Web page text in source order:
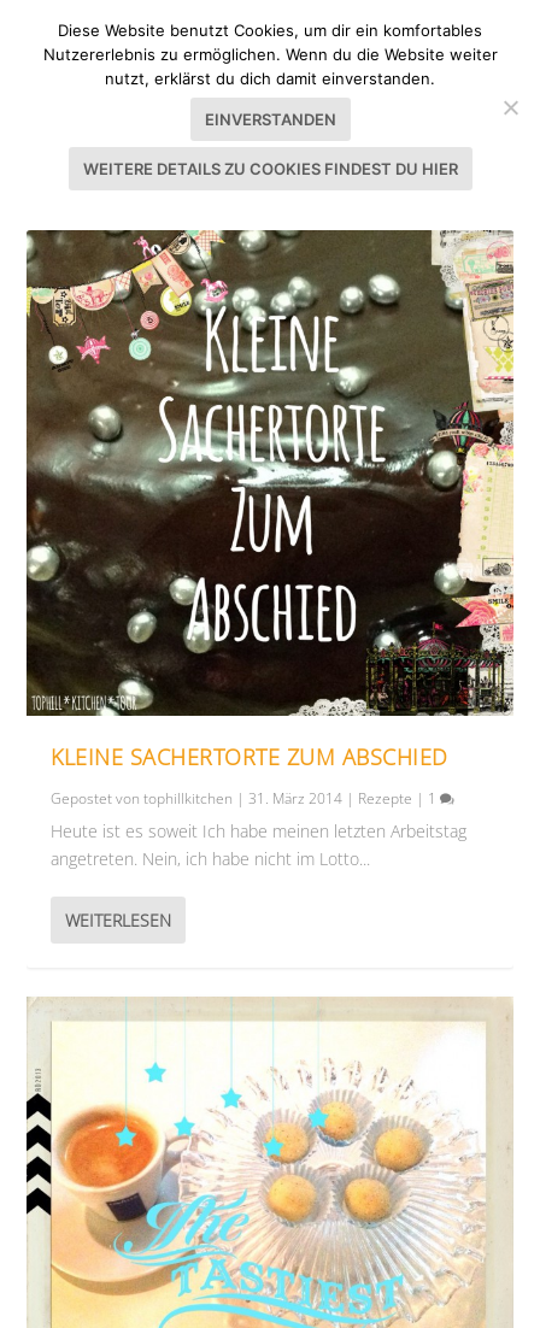
SCHLAGWORT:SCHOKOLADE
KLEINE SACHERTORTE ZUM ABSCHIED
Gepostet vontophillkitchen |31. März 2014 | Rezepte | 1
Heute ist es soweit Ich habe meinen letzten Arbeitstag
angetreten. Nein, ich habe nicht im Lotto...
WEITERLESEN
Diese Website benutzt Cookies, um dir ein komfortables
Nutzererlebnis zu ermöglichen. Wenn du die Website weiter
nutzt, erklärst du dich damit einverstanden.
EINVERSTANDEN
WEITERE DETAILS ZU COOKIES FINDEST DU HIER